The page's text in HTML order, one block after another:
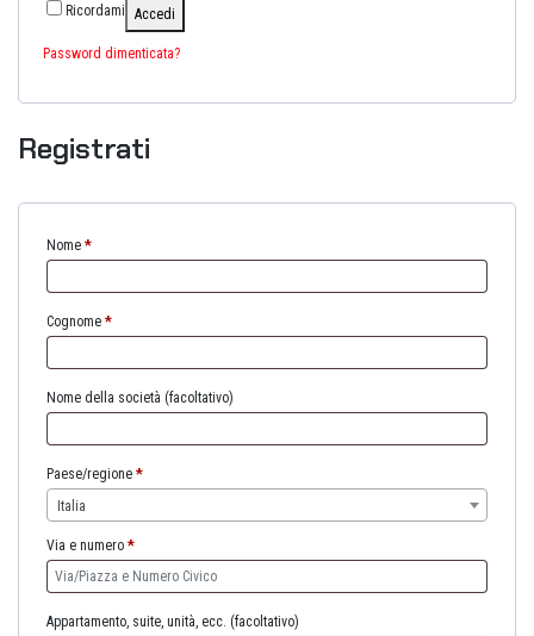
Ricordami Accedi
Password dimenticata?
Registrati
Nome *
Cognome *
Nome della società (facoltativo)
Paese/regione *
Italia
Via e numero *
Appartamento, suite, unità, ecc. (facoltativo)